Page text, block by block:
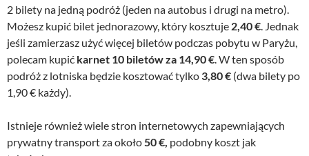
2 bilety na jedną podróż (jeden na autobus i drugi na metro).
Możesz kupić bilet jednorazowy, który kosztuje 2,40 € . Jednak
jeśli zamierzasz użyć więcej biletów podczas pobytu w Paryżu,
polecam kupić karnet 10 biletów za 14,90 € . W ten sposób
podróż z lotniska będzie kosztować tylko 3,80 € (dwa bilety po
1,90 € każdy).
Istnieje również wiele stron internetowych zapewniających
prywatny transport za około 50 €, podobny koszt jak